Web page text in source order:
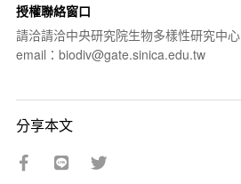
授權聯絡窗口
請洽請洽中央研究院生物多樣性研究中心
email：biodiv@gate.sinica.edu.tw
分享本文